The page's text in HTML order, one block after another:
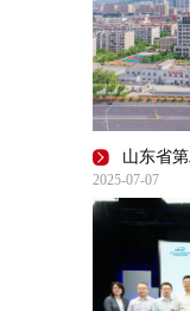
2025-07-07